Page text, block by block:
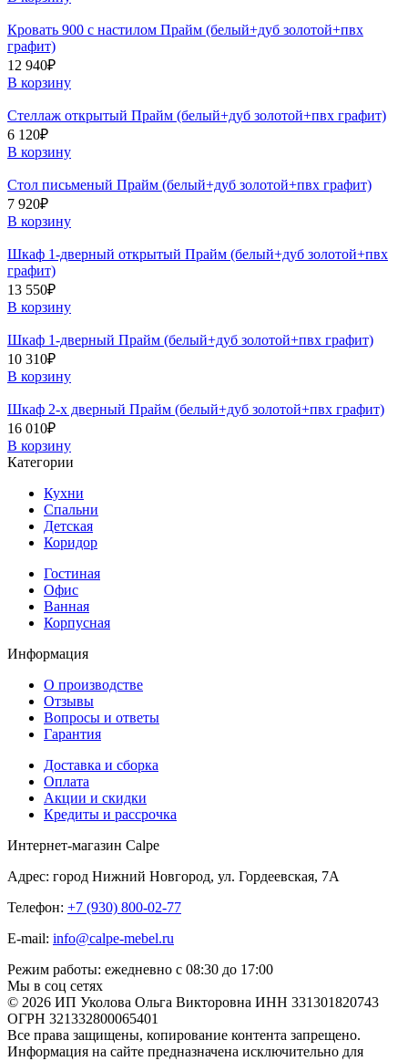
Кровать 900 с настилом Прайм (белый+дуб золотой+пвх
графит)
12 940₽
В корзину
Стеллаж открытый Прайм (белый+дуб золотой+пвх графит)
6 120₽
В корзину
Стол письменый Прайм (белый+дуб золотой+пвх графит)
7 920₽
В корзину
Шкаф 1-дверный открытый Прайм (белый+дуб золотой+пвх
графит)
13 550₽
В корзину
Шкаф 1-дверный Прайм (белый+дуб золотой+пвх графит)
10 310₽
В корзину
Шкаф 2-х дверный Прайм (белый+дуб золотой+пвх графит)
16 010₽
В корзину
Категории
Кухни
Спальни
Детская
Коридор
Гостиная
Офис
Ванная
Корпусная
Информация
О производстве
Отзывы
Вопросы и ответы
Гарантия
Доставка и сборка
Оплата
Акции и скидки
Кредиты и рассрочка
Интернет-магазин Calpe
Адрес: город Нижний Новгород, ул. Гордеевская, 7А
Телефон: +7 (930) 800-02-77
E-mail: info@calpe-mebel.ru
Режим работы: ежедневно с 08:30 до 17:00
Мы в соц сетях
© 2026 ИП Уколова Ольга Викторовна ИНН 331301820743
ОГРН 321332800065401
Все права защищены, копирование контента запрещено.
Информация на сайте предназначена исключительно для